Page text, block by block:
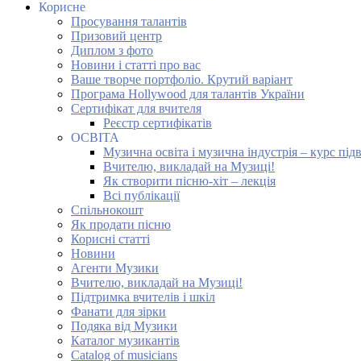
Корисне
Просування талантів
Призовий центр
Диплом з фото
Новини і статті про вас
Ваше творче портфоліо. Крутий варіант
Програма Hollywood для талантів України
Сертифікат для вчителя
Реєстр сертифікатів
ОСВІТА
Музична освіта і музична індустрія – курс
Вчителю, викладай на Музиці!
Як створити пісню-хіт – лекція
Всі публікації
Спільнокошт
Як продати пісню
Корисні статті
Новини
Агенти Музики
Вчителю, викладай на Музиці!
Підтримка вчителів і шкіл
Фанати для зірки
Подяка від Музики
Каталог музикантів
Catalog of musicians